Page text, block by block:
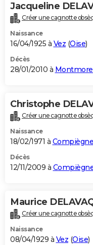
Jacqueline
Créer une cagnotte
Naissance
16/04/1925 à Vez (Oise)
Décès
28/01/2010 à
Christophe
Créer une cagnotte
Naissance
18/02/1971 à Compiègne
Décès
12/11/2009 à
Maurice
Créer une cagnotte
Naissance
08/04/1929 à Vez (Oise)